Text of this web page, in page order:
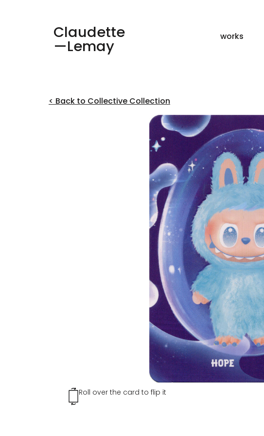
Claudette
—Lemay
works
< Back to Collective Collection
Roll over the card to flip it